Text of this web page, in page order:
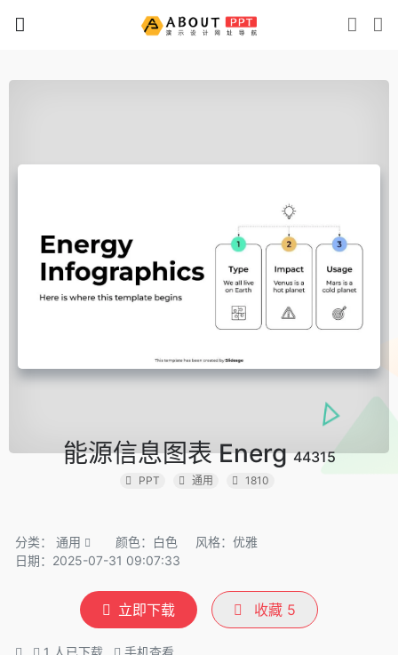
能源信息图表 Energ44315
PPT 通用 1810
分类： 通用 颜色：白色
风格：优雅
日期：2025-07-31 09:07:33
立即下载 收藏 5
1 人已下载 手机查看